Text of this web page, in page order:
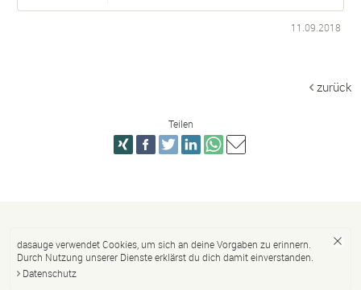
11.09.2018
zurück
Teilen
dasauge verwendet Cookies, um sich an deine Vorgaben zu erinnern.
Durch Nutzung unserer Dienste erklärst du dich damit einverstanden.
Datenschutz